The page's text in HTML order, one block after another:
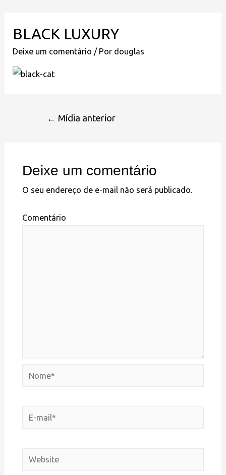
BLACK LUXURY
Deixe um comentário / Por douglas
← Mídia anterior
Deixe um comentário
O seu endereço de e-mail não será publicado.
Comentário